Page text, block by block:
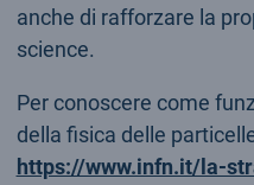
anche di rafforzare la
science.
Per conoscere come
della fisica delle
https://www.infn.it/la-